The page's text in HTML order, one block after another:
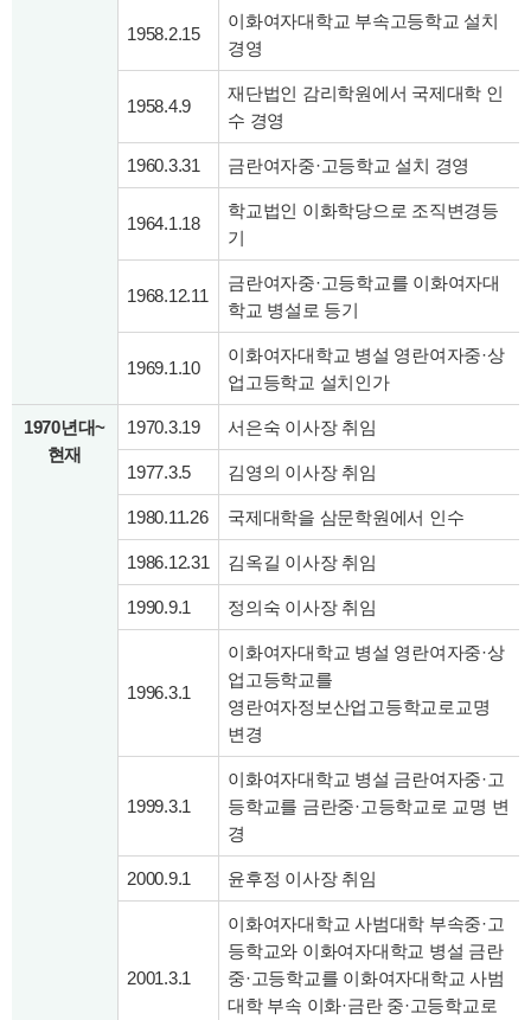
1958.2.15
이화여자대학교 부속고등학교 설치
경영
1958.4.9
재단법인 감리학원에서 국제대학 인
수 경영
1960.3.31 금란여자중·고등학교 설치 경영
1964.1.18
학교법인 이화학당으로 조직변경등
기
1968.12.11
금란여자중·고등학교를 이화여자대
학교 병설로 등기
1969.1.10
이화여자대학교 병설 영란여자중·상
업고등학교 설치인가
1970년대~
현재
1970.3.19 서은숙 이사장 취임
1977.3.5 김영의 이사장 취임
1980.11.26 국제대학을 삼문학원에서 인수
1986.12.31 김옥길 이사장 취임
1990.9.1 정의숙 이사장 취임
1996.3.1
이화여자대학교 병설 영란여자중·상
업고등학교를
영란여자정보산업고등학교로교명
변경
1999.3.1
이화여자대학교 병설 금란여자중·고
등학교를 금란중·고등학교로 교명 변
경
2000.9.1 윤후정 이사장 취임
2001.3.1
이화여자대학교 사범대학 부속중·고
등학교와 이화여자대학교 병설 금란
중·고등학교를 이화여자대학교 사범
대학 부속 이화·금란 중·고등학교로